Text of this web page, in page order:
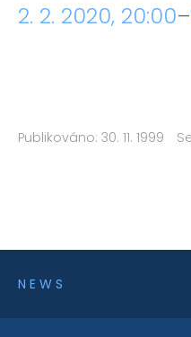
2. 2. 2020, 20:00–
Publikováno: 30. 11. 1999
NEWS